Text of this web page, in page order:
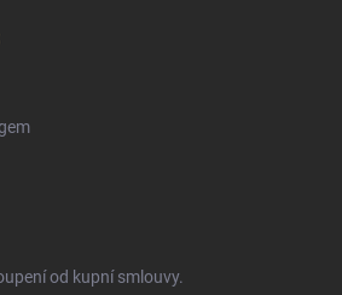
od kupní smlouvy.